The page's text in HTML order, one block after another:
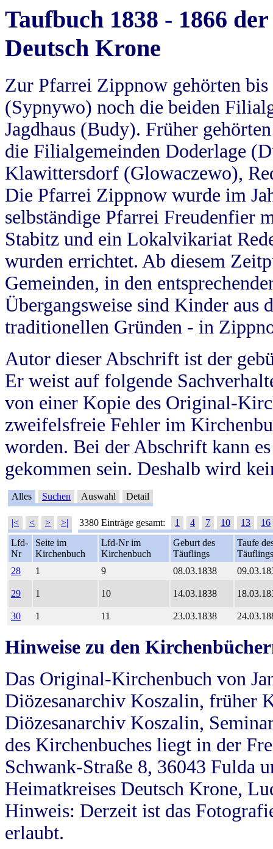
Taufbuch 1838 - 1866
Deutsch Krone
Zur Pfarrei Zippnow gehörten
(Sypnywo) noch die beiden
Jagdhaus (Budy). Früher
die Filialgemeinden Doderlage
Klawittersdorf (Glowaczewo),
Die Pfarrei Zippnow wurde im
selbständige Pfarrei Freudenfier
Stabitz und ein Lokalvikariat
wurden errichtet. Ab diesem
Gemeinden, in den
Übergangsweise sind Kinder aus
traditionellen Gründen - in
Autor dieser Abschrift ist der
Er weist auf folgende
von einer Kopie des Original-
zweifelsfreie Fehler im
worden. Bei der Abschrift kann
gekommen sein. Deshalb wird
Alles Suchen Auswahl Detail
|< < > >| 3380 Einträge gesamt: 1 4 7 10 13
16
Lfd-
Nr
Seite im
Kirchenbuch
Lfd-Nr im
Kirchenbuch
Geburt des
Täuflings
Taufe
Täuflings
28
1 9 08.03.1838
29 1 10 14.03.1838
30 1 11 23.03.1838
Hinweise zu den
Das Original-Kirchenbuch von
Diözesanarchiv Koszalin, früher
Diözesanarchiv Koszalin,
des Kirchenbuches liegt in der
Schwank-Straße 8, 36043 Fulda
Heimatkreises Deutsch Krone,
Hinweis: Derzeit ist das
erlaubt.